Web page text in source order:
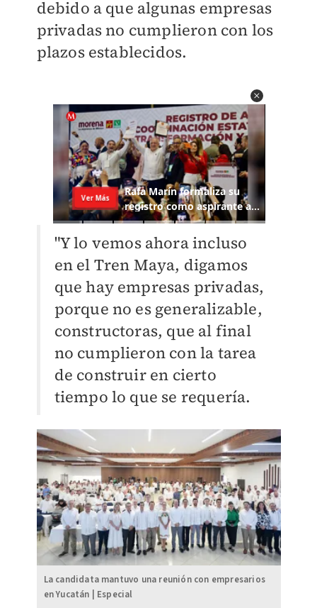
debido a que algunas empresas
privadas no cumplieron con los
plazos establecidos.
"Y lo vemos ahora incluso
en el Tren Maya, digamos
que hay empresas privadas,
porque no es generalizable,
constructoras, que al final
no cumplieron con la tarea
de construir en cierto
tiempo lo que se requería.
La candidata mantuvo una reunión con empresarios
en Yucatán | Especial